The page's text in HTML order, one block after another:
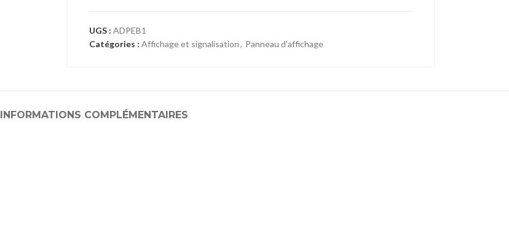
UGS : ADPEB1
Catégories : Affichage et signalisation, Panneau d'affichage
INFORMATIONS COMPLÉMENTAIRES